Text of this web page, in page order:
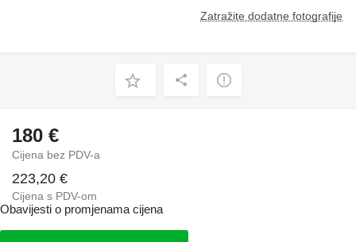
Zatražite dodatne fotografije
180 €
Cijena bez PDV-a
223,20 €
Cijena s PDV-om
Obavijesti o promjenama cijena